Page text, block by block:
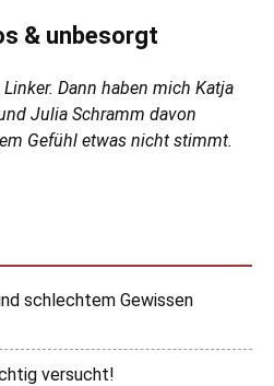
& unbesorgt
Dann haben mich Katja
Julia Schramm davon
Gefühl etwas nicht stimmt.
schlechtem Gewissen
versucht!